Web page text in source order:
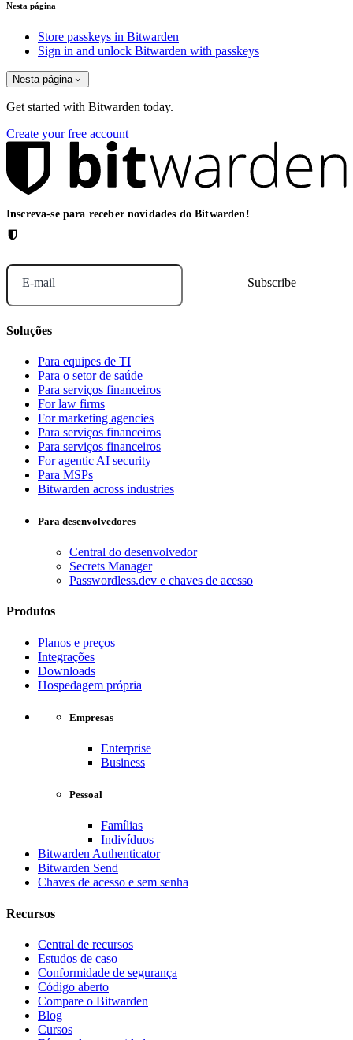
Nesta página
Store passkeys in Bitwarden
Sign in and unlock Bitwarden with passkeys
Nesta página
Get started with Bitwarden today.
Create your free account
Inscreva-se para receber novidades do Bitwarden!
E-mail
Soluções
Para equipes de TI
Para o setor de saúde
Para serviços financeiros
For law firms
For marketing agencies
Para serviços financeiros
Para serviços financeiros
For agentic AI security
Para MSPs
Bitwarden across industries
Para desenvolvedores
Central do desenvolvedor
Secrets Manager
Passwordless.dev e chaves de acesso
Produtos
Planos e preços
Integrações
Downloads
Hospedagem própria
Empresas
Enterprise
Business
Pessoal
Famílias
Indivíduos
Bitwarden Authenticator
Bitwarden Send
Chaves de acesso e sem senha
Recursos
Central de recursos
Estudos de caso
Conformidade de segurança
Código aberto
Compare o Bitwarden
Blog
Cursos